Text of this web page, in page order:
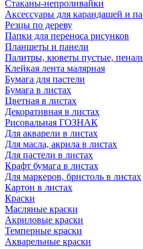
Стаканы-непроливайки
Аксессуары для карандашей и
Резцы по дереву
Папки для переноса рисунков
Планшеты и панели
Палитры, кюветы пустые,
Клейкая лента малярная
Бумага для пастели
Бумага в листах
Цветная в листах
Декоративная в листах
Рисовальная ГОЗНАК
Для акварели в листах
Для масла, акрила в листах
Для пастели в листах
Крафт бумага в листах
Для маркеров, бристоль в листах
Картон в листах
Краски
Масляные краски
Акриловые краски
Темперные краски
Акварельные краски